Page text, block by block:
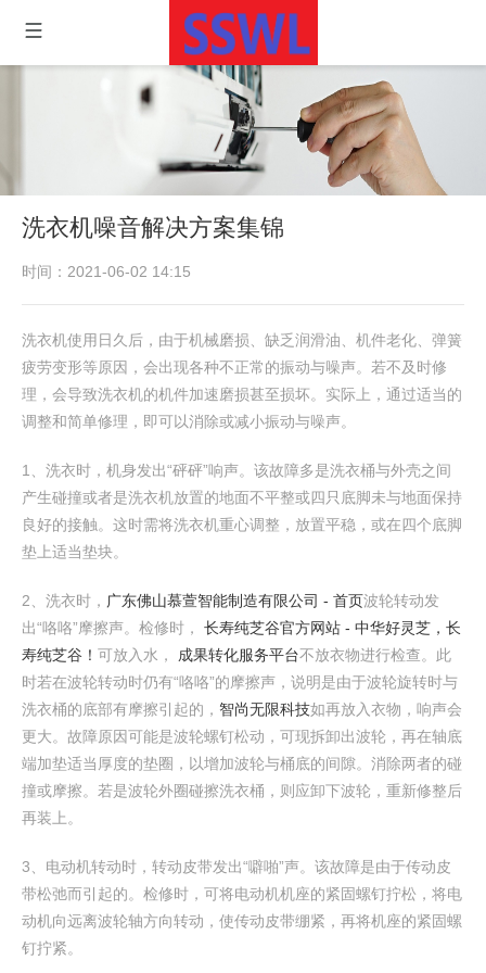
洗衣机噪音解决方案集锦
时间：2021-06-02 14:15
洗衣机使用日久后，由于机械磨损、缺乏润滑油、机件老化、弹簧
疲劳变形等原因，会出现各种不正常的振动与噪声。若不及时修
理，会导致洗衣机的机件加速磨损甚至损坏。实际上，通过适当的
调整和简单修理，即可以消除或减小振动与噪声。
1、洗衣时，机身发出“砰砰”响声。该故障多是洗衣桶与外壳之间
产生碰撞或者是洗衣机放置的地面不平整或四只底脚未与地面保持
良好的接触。这时需将洗衣机重心调整，放置平稳，或在四个底脚
垫上适当垫块。
2、洗衣时， 广东佛山慕萱智能制造有限公司 - 首页波轮转动发
出“咯咯”摩擦声。检修时， 长寿纯芝谷官方网站 - 中华好灵芝，长
寿纯芝谷！ 可放入水， 成果转化服务平台不放衣物进行检查。此
时若在波轮转动时仍有“咯咯”的摩擦声，说明是由于波轮旋转时与
洗衣桶的底部有摩擦引起的， 智尚无限科技如再放入衣物，响声会
更大。故障原因可能是波轮螺钉松动，可现拆卸出波轮，再在轴底
端加垫适当厚度的垫圈，以增加波轮与桶底的间隙。消除两者的碰
撞或摩擦。若是波轮外圈碰擦洗衣桶，则应卸下波轮，重新修整后
再装上。
3、电动机转动时，转动皮带发出“噼啪”声。该故障是由于传动皮
带松弛而引起的。检修时，可将电动机机座的紧固螺钉拧松，将电
动机向远离波轮轴方向转动，使传动皮带绷紧，再将机座的紧固螺
钉拧紧。